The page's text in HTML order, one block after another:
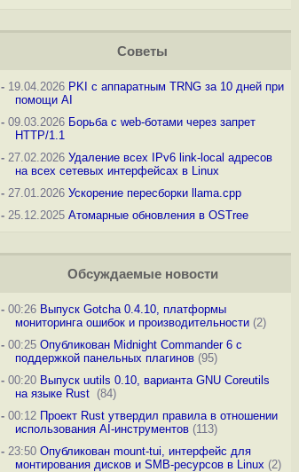
Советы
-19.04.2026 PKI с аппаратным TRNG за 10 дней при
помощи AI
-09.03.2026 Борьба с web-ботами через запрет
HTTP/1.1
-27.02.2026 Удаление всех IPv6 link-local адресов
на всех сетевых интерфейсах в Linux
-27.01.2026 Ускорение пересборки llama.cpp
-25.12.2025 Атомарные обновления в OSTree
Обсуждаемые новости
-00:26 Выпуск Gotcha 0.4.10, платформы
мониторинга ошибок и производительности(2)
-00:25 Опубликован Midnight Commander 6 c
поддержкой панельных плагинов(95)
-00:20 Выпуск uutils 0.10, варианта GNU Coreutils
на языке Rust (84)
-00:12 Проект Rust утвердил правила в отношении
использования AI-инструментов(113)
-23:50 Опубликован mount-tui, интерфейс для
монтирования дисков и SMB-ресурсов в Linux (2)